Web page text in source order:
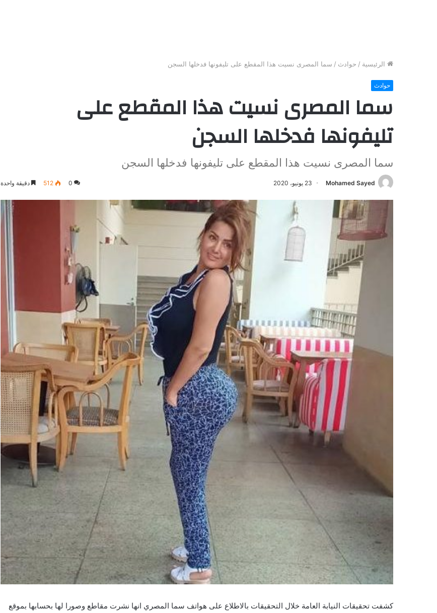
الرئيسية / حوادث / سما المصرى نسيت هذا المقطع على تليفونها فدخلها السجن
حوادث
سما المصرى نسيت هذا المقطع على
تليفونها فدخلها السجن
سما المصرى نسيت هذا المقطع على تليفونها فدخلها السجن
Mohamed Sayed 23 يونيو، 2020 0
512 دقيقة واحدة
كشفت تحقيقات النيابة العامة خلال التحقيقات بالاطلاع على هواتف سما المصري انها نشرت مقاطع وصورا لها بحسابها بموقع